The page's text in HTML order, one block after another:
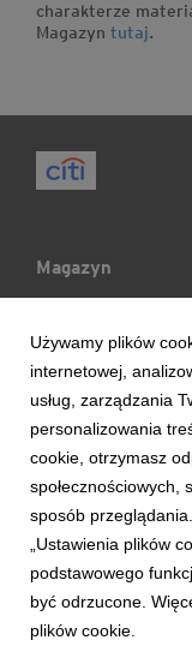
charakterze
Magazyn tutaj.
Magazyn
Mój Blog
Ludzie &
Trendy & Raporty
Aktualności
Copyright © 2017
Używamy plików
internetowej,
usług, zarządzania
personalizowania
cookie, otrzymasz
społecznościowych,
sposób
„Ustawienia plików
podstawowego
być odrzucone.
plików cookie.